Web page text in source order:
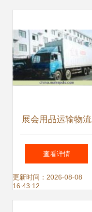
展会用品运输物流
全攻略 高效选择与
优势解析
查看详情
更新时间：2026-08-08
16:43:12